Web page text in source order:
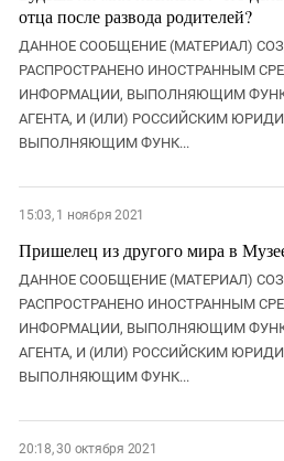
отца после развода родителей?
ДАННОЕ СООБЩЕНИЕ (МАТЕРИАЛ)
РАСПРОСТРАНЕНО ИНОСТРАННЫМ
ИНФОРМАЦИИ, ВЫПОЛНЯЮЩИМ
АГЕНТА, И (ИЛИ) РОССИЙСКИМ
ВЫПОЛНЯЮЩИМ ФУНК...
15:03, 1 ноября 2021
Пришелец из другого мира в
ДАННОЕ СООБЩЕНИЕ (МАТЕРИАЛ)
РАСПРОСТРАНЕНО ИНОСТРАННЫМ
ИНФОРМАЦИИ, ВЫПОЛНЯЮЩИМ
АГЕНТА, И (ИЛИ) РОССИЙСКИМ
ВЫПОЛНЯЮЩИМ ФУНК...
20:18, 30 октября 2021